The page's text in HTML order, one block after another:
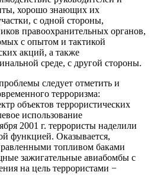
хорошо знающих их
с одной стороны,
правоохранительных органов,
с опытом и тактикой
акций, а также
среде, с другой стороны.
следует отметить и
терроризма:
объектов террористических
использование
2001 г. террористы наделили
функцией. Оказывается,
топливом баками
зажигательные авиабомбы с
на цель террористами −